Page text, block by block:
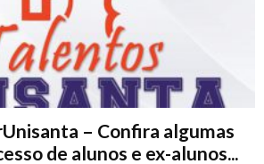
– Confira algumas
de alunos e ex-alunos...